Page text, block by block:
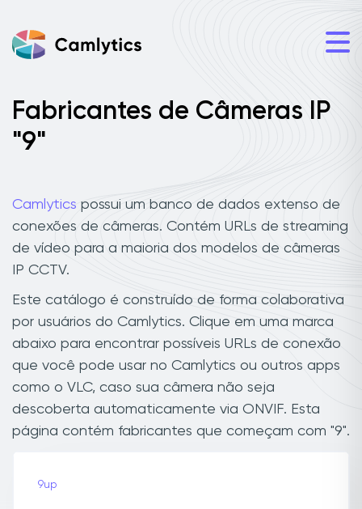
Fabricantes de Câmeras IP
"9"
Camlytics possui um banco de dados extenso de
conexões de câmeras. Contém URLs de streaming
de vídeo para a maioria dos modelos de câmeras
IP CCTV.
Este catálogo é construído de forma colaborativa
por usuários do Camlytics. Clique em uma marca
abaixo para encontrar possíveis URLs de conexão
que você pode usar no Camlytics ou outros apps
como o VLC, caso sua câmera não seja
descoberta automaticamente via ONVIF. Esta
página contém fabricantes que começam com "9".
9up